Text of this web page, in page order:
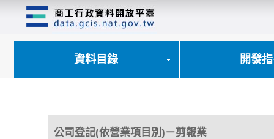
資料目錄 開發
公司登記(依營業項目別)－剪報業